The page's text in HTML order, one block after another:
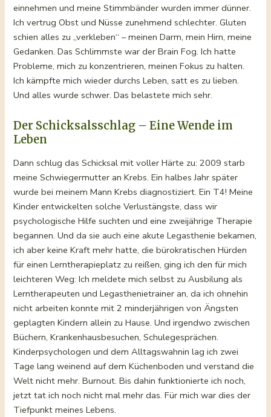
einnehmen und meine Stimmbänder wurden immer dünner.
Ich vertrug Obst und Nüsse zunehmend schlechter. Gluten
schien alles zu „verkleben“ – meinen Darm, mein Hirn, meine
Gedanken. Das Schlimmste war der Brain Fog. Ich hatte
Probleme, mich zu konzentrieren, meinen Fokus zu halten.
Ich kämpfte mich wieder durchs Leben, satt es zu lieben.
Und alles wurde schwer. Das belastete mich sehr.
Der Schicksalsschlag – Eine Wende im
Leben
Dann schlug das Schicksal mit voller Härte zu: 2009 starb
meine Schwiegermutter an Krebs. Ein halbes Jahr später
wurde bei meinem Mann Krebs diagnostiziert. Ein T4! Meine
Kinder entwickelten solche Verlustängste, dass wir
psychologische Hilfe suchten und eine zweijährige Therapie
begannen. Und da sie auch eine akute Legasthenie bekamen,
ich aber keine Kraft mehr hatte, die bürokratischen Hürden
für einen Lerntherapieplatz zu reißen, ging ich den für mich
leichteren Weg: Ich meldete mich selbst zu Ausbilung als
Lerntherapeuten und Legasthenietrainer an, da ich ohnehin
nicht arbeiten konnte mit 2 minderjährigen von Ängsten
geplagten Kindern allein zu Hause. Und irgendwo zwischen
Büchern, Krankenhausbesuchen, Schulegesprächen.
Kinderpsychologen und dem Alltagswahnin lag ich zwei
Tage lang weinend auf dem Küchenboden und verstand die
Welt nicht mehr. Burnout. Bis dahin funktionierte ich noch,
jetzt tat ich noch nicht mal mehr das. Für mich war dies der
Tiefpunkt meines Lebens.